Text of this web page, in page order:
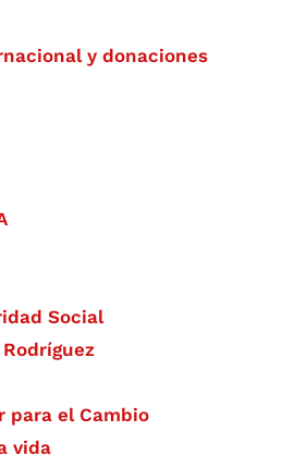
y donaciones
Social
para el Cambio
vida